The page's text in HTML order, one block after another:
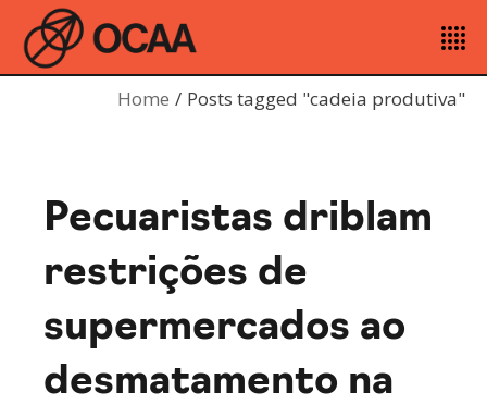
Home Posts tagged "cadeia produtiva"
Pecuaristas driblam
restrições de
supermercados ao
desmatamento na